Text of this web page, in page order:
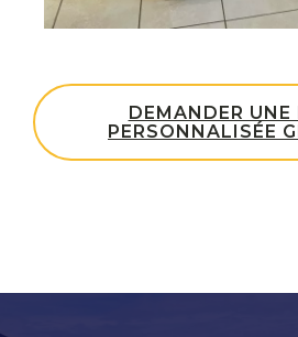
DEMANDER UNE
PERSONNALISÉE